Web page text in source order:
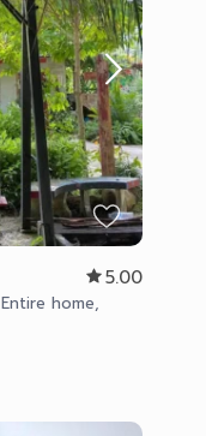
5.00
Entire home,